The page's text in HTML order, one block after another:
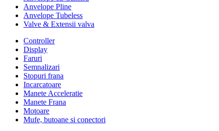
Anvelope Pline
Anvelope Tubeless
Valve & Extensii valva
Controller
Display
Faruri
Semnalizari
Stopuri frana
Incarcatoare
Manete Acceleratie
Manete Frana
Motoare
Mufe, butoane si conectori